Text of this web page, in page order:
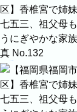
撮影実
ご希望
す。
最新の
ので、
さい。